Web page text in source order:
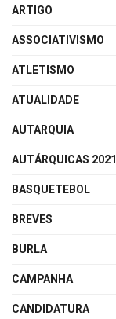
ARTIGO
ASSOCIATIVISMO
ATLETISMO
ATUALIDADE
AUTARQUIA
AUTÁRQUICAS 2021
BASQUETEBOL
BREVES
BURLA
CAMPANHA
CANDIDATURA